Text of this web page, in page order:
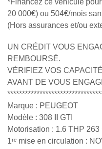
20 000€) ou 504€/mois
(Hors assurances et/ou
UN CRÉDIT VOUS
REMBOURSÉ.
VÉRIFIEZ VOS
AVANT DE VOUS
Marque : PEUGEOT
Modèle : 308 II GTI
Motorisation : 1.6 THP 263
1ʳᵉ mise en circulation :